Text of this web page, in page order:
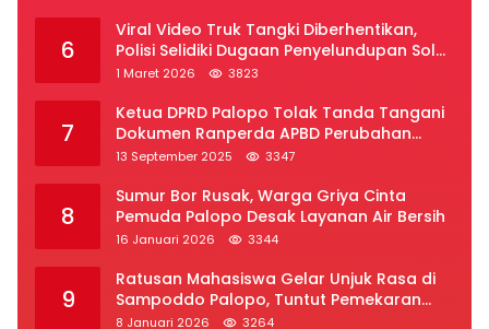
6
Viral Video Truk Tangki Diberhentikan,
Polisi Selidiki Dugaan Penyelundupan Solar
Subsidi di Palopo
1 Maret 2026 3823
7
Ketua DPRD Palopo Tolak Tanda Tangani
Dokumen Ranperda APBD Perubahan
2025
13 September 2025 3347
8
Sumur Bor Rusak, Warga Griya Cinta
Pemuda Palopo Desak Layanan Air Bersih
16 Januari 2026 3344
9
Ratusan Mahasiswa Gelar Unjuk Rasa di
Sampoddo Palopo, Tuntut Pemekaran
Provinsi Luwu Raya
8 Januari 2026 3264